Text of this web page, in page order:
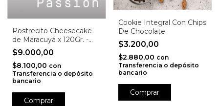
Postrecito Cheesecake
de Maracuyá x 120Gr. -
Chez Momo
$9.000,00
$8.100,00 con
Transferencia o depósito
bancario
Cookie Integral Con Chips
De Chocolate
$3.200,00
$2.880,00 con
Transferencia o depósito
bancario